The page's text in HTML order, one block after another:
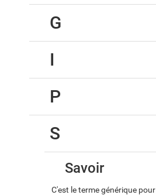
G
I
P
S
Savoir
C'est le terme générique pour